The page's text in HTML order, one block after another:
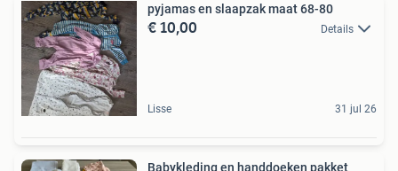
pyjamas en slaapzak maat 68-80
€ 10,00 Details
Lisse 31 jul 26
Babykleding en handdoeken pakket